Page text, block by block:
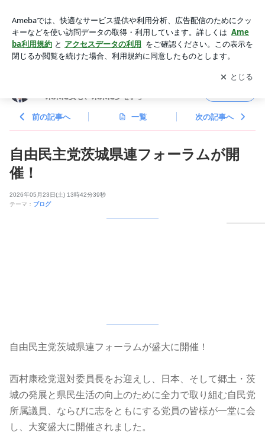
よしオフィシャルブログ「未来に安心、未来に夢を。」Power
ed by Ameba
アプリをダウンロードして ブログの更新通知
を受け取りまし
ょう。
開く
「未来に安心、未来に夢を。」
前の記事へ 一覧 次の記事へ
自由民主党茨城県連フォーラムが開
催！
2026年05月23日(土) 13時42分39秒
テーマ： ブログ
自由民主党茨城県連フォーラムが盛大に開催！
西村康稔党選対委員長をお迎えし、日本、そして郷土・茨
城の発展と県民生活の向上のために全力で取り組む自民党
所属議員、ならびに志をともにする党員の皆様が一堂に会
し、大変盛大に開催されました。